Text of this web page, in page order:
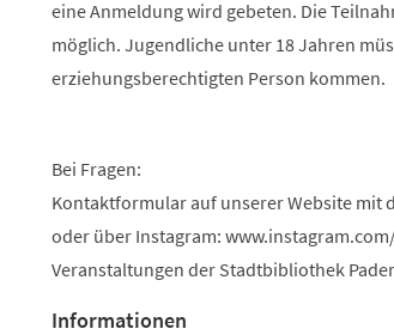
eine Anmeldung wird gebeten. Die
möglich. Jugendliche unter 18 Jahren
erziehungsberechtigten Person kommen.
Bei Fragen:
Kontaktformular auf unserer Website mit
oder über Instagram:
Veranstaltungen der Stadtbibliothek
Informationen